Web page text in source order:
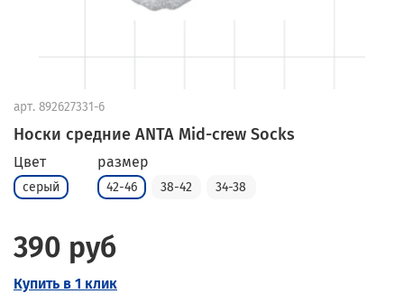
арт. 892627331-6
Носки средние ANTA Mid-crew Socks
Цвет
серый
размер
42-46 38-42 34-38
390 руб
Купить в 1 клик